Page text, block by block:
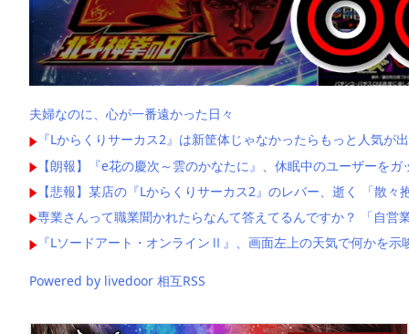
夫婦なのに、心が一番遠かった日々
『Lからくりサーカス2』は新筐体じゃなかったらもっと人気が
【朗報】『e花の慶次～雲のかなたに』、休眠中のユーザーを
【悲報】某店の『Lからくりサーカス2』のレバー、逝く 「散々
専業さんって職業聞かれたらなんて答えてるんですか？ 「自営
『Lソードアート・オンラインⅡ』、画面左上の天気で何かを示
Powered by livedoor 相互RSS